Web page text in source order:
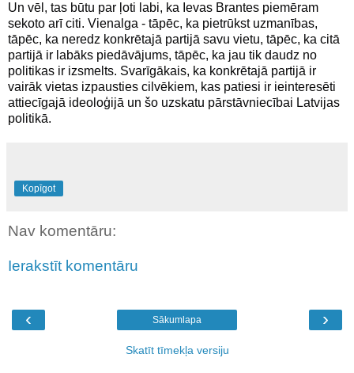
Un vēl, tas būtu par ļoti labi, ka Ievas Brantes piemēram
sekoto arī citi. Vienalga - tāpēc, ka pietrūkst uzmanības,
tāpēc, ka neredz konkrētajā partijā savu vietu, tāpēc, ka citā
partijā ir labāks piedāvājums, tāpēc, ka jau tik daudz no
politikas ir izsmelts. Svarīgākais, ka konkrētajā partijā ir
vairāk vietas izpausties cilvēkiem, kas patiesi ir ieinteresēti
attiecīgajā ideoloģijā un šo uzskatu pārstāvniecībai Latvijas
politikā.
Kopīgot
Nav komentāru:
Ierakstīt komentāru
‹ ›
Sākumlapa
Skatīt tīmekļa versiju